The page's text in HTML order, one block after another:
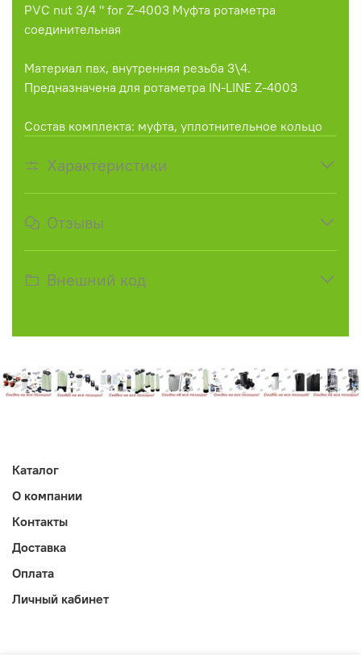
PVC nut 3/4 " for Z-4003 Муфта ротаметра
соединительная
Материал пвх, внутренняя резьба 3\4.
Предназначена для ротаметра IN-LINE Z-4003
Состав комплекта: муфта, уплотнительное кольцо
Характеристики
Отзывы
Внешний код
Каталог
О компании
Контакты
Доставка
Оплата
Личный кабинет